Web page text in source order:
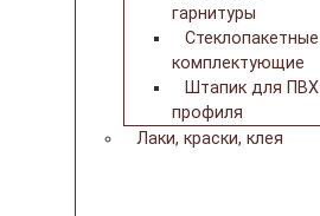
гарнитуры
Стеклопакетные
комплектующие
Штапик для ПВХ
профиля
Лаки, краски, клея